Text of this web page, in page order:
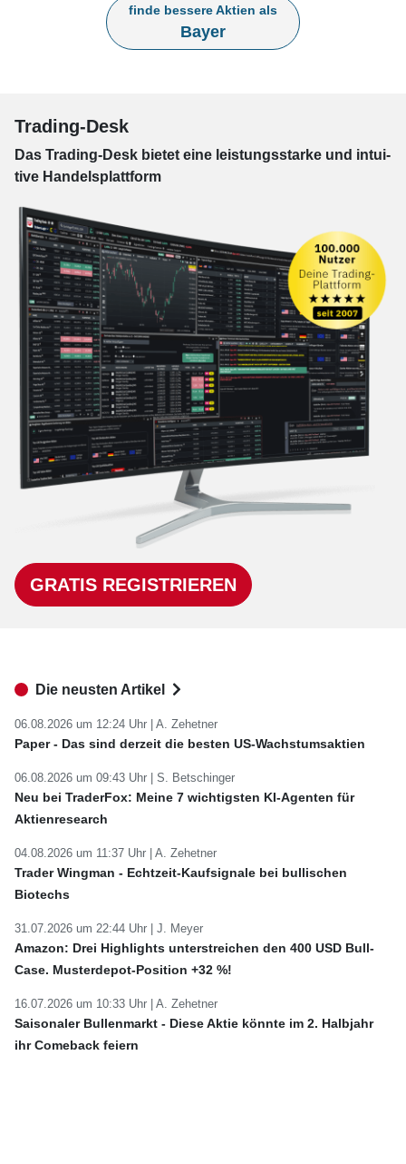
finde bessere Aktien als
Bayer
Trading-Desk
Das Trading-Desk bie­tet eine leis­tungs­star­ke und in­tui­
tive Han­dels­platt­form
GRATIS REGISTRIEREN
Die neusten Artikel
06.08.2026 um 12:24 Uhr | A. Zehetner
Paper - Das sind derzeit die besten US-Wachstumsaktien
06.08.2026 um 09:43 Uhr | S. Betschinger
Neu bei TraderFox: Meine 7 wichtigsten KI-Agenten für
Aktienresearch
04.08.2026 um 11:37 Uhr | A. Zehetner
Trader Wingman - Echtzeit-Kaufsignale bei bullischen
Biotechs
31.07.2026 um 22:44 Uhr | J. Meyer
Amazon: Drei Highlights unterstreichen den 400 USD Bull-
Case. Musterdepot-Position +32 %!
16.07.2026 um 10:33 Uhr | A. Zehetner
Saisonaler Bullenmarkt - Diese Aktie könnte im 2. Halbjahr
ihr Comeback feiern